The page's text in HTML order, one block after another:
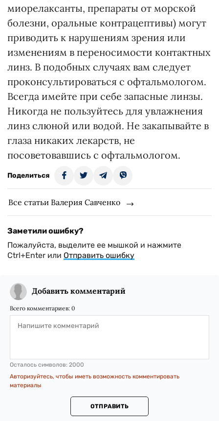
миорелаксанты, препараты от морской
болезни, оральные контрацептивы) могут
приводить к нарушениям зрения или
изменениям в переносимости контактных
линз. В подобных случаях вам следует
проконсультироваться с офтальмологом.
Всегда имейте при себе запасные линзы.
Никогда не пользуйтесь для увлажнения
линз слюной или водой. Не закапывайте в
глаза никаких лекарств, не
посоветовавшись с офтальмологом.
Поделиться
Все статьи Валерия Савченко
Заметили ошибку?
Пожалуйста, выделите ее мышкой и нажмите
Ctrl+Enter или Отправить ошибку
Добавить комментарий
Всего комментариев: 0
Осталось символов: 2000
Авторизуйтесь, чтобы иметь возможность комментировать
материалы
ОТПРАВИТЬ